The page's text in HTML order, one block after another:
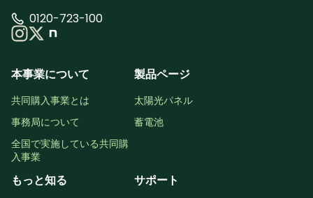
0120-723-100
本事業について
共同購入事業とは
事務局について
全国で実施している共同購
入事業
製品ページ
太陽光パネル
蓄電池
もっと知る サポート